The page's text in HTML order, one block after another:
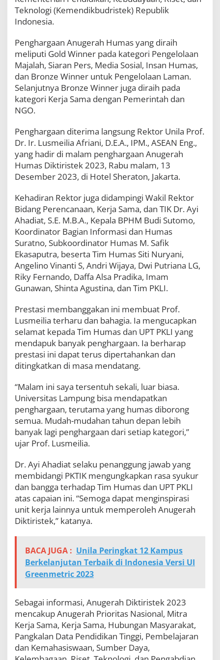
u
A
g
e
r
a
h
D
i
k
i
s
t
e
k
2
2
3
Teknologi (Kemendikbudristek) Republik
Indonesia.
Penghargaan Anugerah Humas yang diraih
meliputi Gold Winner pada kategori Pengelolaan
Majalah, Siaran Pers, Media Sosial, Insan Humas,
dan Bronze Winner untuk Pengelolaan Laman.
Selanjutnya Bronze Winner juga diraih pada
kategori Kerja Sama dengan Pemerintah dan
NGO.
Penghargaan diterima langsung Rektor Unila Prof.
Dr. Ir. Lusmeilia Afriani, D.E.A., IPM., ASEAN Eng.,
yang hadir di malam penghargaan Anugerah
Humas Diktiristek 2023, Rabu malam, 13
Desember 2023, di Hotel Sheraton, Jakarta.
Kehadiran Rektor juga didampingi Wakil Rektor
Bidang Perencanaan, Kerja Sama, dan TIK Dr. Ayi
Ahadiat, S.E. M.B.A., Kepala BPHM Budi Sutomo,
Koordinator Bagian Informasi dan Humas
Suratno, Subkoordinator Humas M. Safik
Ekasaputra, beserta Tim Humas Siti Nuryani,
Angelino Vinanti S, Andri Wijaya, Dwi Putriana LG,
Riky Fernando, Daffa Alsa Pradika, Imam
Gunawan, Shinta Agustina, dan Tim PKLI.
Prestasi membanggakan ini membuat Prof.
Lusmeilia terharu dan bahagia. Ia mengucapkan
selamat kepada Tim Humas dan UPT PKLI yang
mendapuk banyak penghargaan. Ia berharap
prestasi ini dapat terus dipertahankan dan
ditingkatkan di masa mendatang.
“Malam ini saya tersentuh sekali, luar biasa.
Universitas Lampung bisa mendapatkan
penghargaan, terutama yang humas diborong
semua. Mudah-mudahan tahun depan lebih
banyak lagi penghargaan dari setiap kategori,”
ujar Prof. Lusmeilia.
Dr. Ayi Ahadiat selaku penanggung jawab yang
membidangi PKTIK mengungkapkan rasa syukur
dan bangga terhadap Tim Humas dan UPT PKLI
atas capaian ini. “Semoga dapat menginspirasi
unit kerja lainnya untuk memperoleh Anugerah
Diktiristek,” katanya.
BACA JUGA : Unila Peringkat 12 Kampus
Berkelanjutan Terbaik di Indonesia Versi UI
Greenmetric 2023
Sebagai informasi, Anugerah Diktiristek 2023
mencakup Anugerah Prioritas Nasional, Mitra
Kerja Sama, Kerja Sama, Hubungan Masyarakat,
Pangkalan Data Pendidikan Tinggi, Pembelajaran
dan Kemahasiswaan, Sumber Daya,